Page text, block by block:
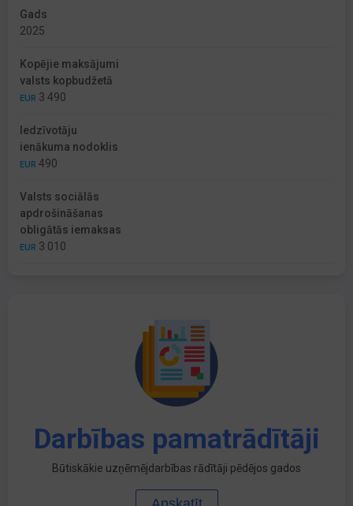
Gads
2025
Kopējie maksājumi
valsts kopbudžetā
EUR 3 490
Iedzīvotāju
ienākuma nodoklis
EUR 490
Valsts sociālās
apdrošināšanas
obligātās iemaksas
EUR 3 010
Darbības pamatrādītāji
Būtiskākie uzņēmējdarbības rādītāji pēdējos gados